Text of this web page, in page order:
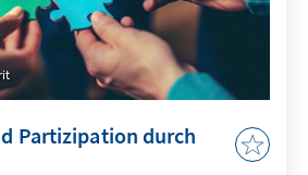
Partizipation durch